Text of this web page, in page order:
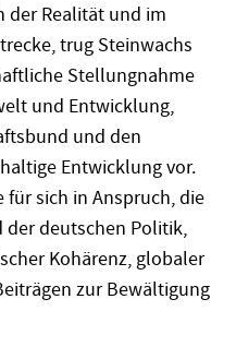
der Realität und im
trug Steinwachs
Stellungnahme
und Entwicklung,
und den
Entwicklung vor.
für sich in Anspruch, die
der deutschen Politik,
Kohärenz, globaler
zur Bewältigung